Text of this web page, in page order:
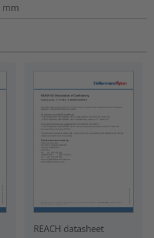
mm
REACH datasheet